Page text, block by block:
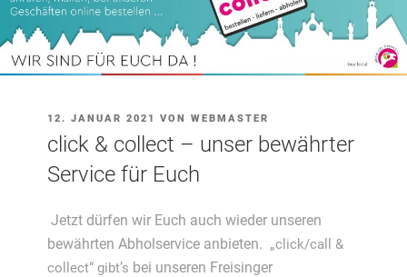
VERÖFFENTLICHT
AM
12. JANUAR 2021 VONWEBMASTER
click & collect – unser bewährter
Service für Euch
Jetzt dürfen wir Euch auch wieder unseren
bewährten Abholservice anbieten. „click/call &
collect“ gibt’s bei unseren Freisinger